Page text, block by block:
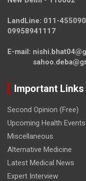
LandLine: 011-
09958941117
E-mail:
Important Links
Second Opinion (Free)
Upcoming Health Events
Miscellaneous
Alternative Medicine
Latest Medical News
Expert Interview